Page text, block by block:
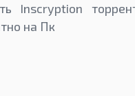
Inscryption
на Пк